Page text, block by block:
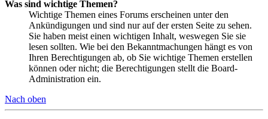
Was sind wichtige Themen?
Wichtige Themen eines Forums erscheinen unter den
Ankündigungen und sind nur auf der ersten Seite zu sehen.
Sie haben meist einen wichtigen Inhalt, weswegen Sie sie
lesen sollten. Wie bei den Bekanntmachungen hängt es von
Ihren Berechtigungen ab, ob Sie wichtige Themen erstellen
können oder nicht; die Berechtigungen stellt die Board-
Administration ein.
Nach oben